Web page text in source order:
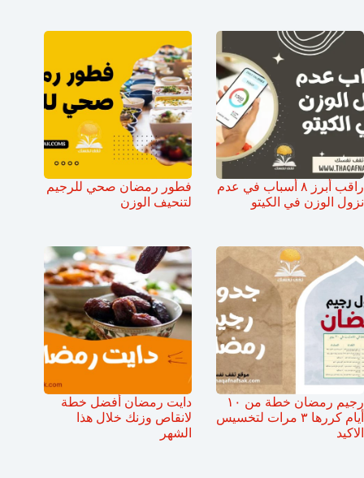
راقب أبرز ٨ أسباب في عدم
نزول الوزن في الكيتو
فطور رمضان صحي للرجيم
لتنحيف الوزن
رجيم رمضان خطة من ١٠
أيام كررها ٣ مرات لتخسيس
الاكيد
دايت رمضان أفضل خطة
لانقاص وزنك خلال هذا
الشهر